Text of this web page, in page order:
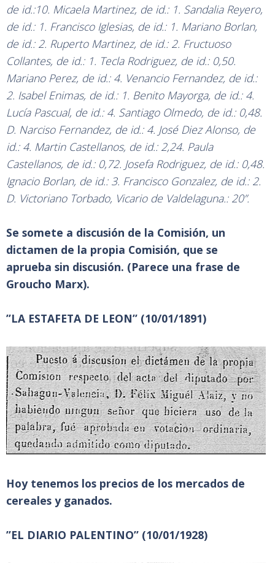
de id.:10. Micaela Martinez, de id.: 1. Sandalia Reyero,
de id.: 1. Francisco Iglesias, de id.: 1. Mariano Borlan,
de id.: 2. Ruperto Martinez, de id.: 2. Fructuoso
Collantes, de id.: 1. Tecla Rodriguez, de id.: 0,50.
Mariano Perez, de id.: 4. Venancio Fernandez, de id.:
2. Isabel Enimas, de id.: 1. Benito Mayorga, de id.: 4.
Lucía Pascual, de id.: 4. Santiago Olmedo, de id.: 0,48.
D. Narciso Fernandez, de id.: 4. José Diez Alonso, de
id.: 4. Martin Castellanos, de id.: 2,24. Paula
Castellanos, de id.: 0,72. Josefa Rodriguez, de id.: 0,48.
Ignacio Borlan, de id.: 3. Francisco Gonzalez, de id.: 2.
D. Victoriano Torbado, Vicario de Valdelaguna.: 20”.
Se somete a discusión de la Comisión, un
dictamen de la propia Comisión, que se
aprueba sin discusión. (Parece una frase de
Groucho Marx).
”LA ESTAFETA DE LEON” (10/01/1891)
Hoy tenemos los precios de los mercados de
cereales y ganados.
”EL DIARIO PALENTINO” (10/01/1928)